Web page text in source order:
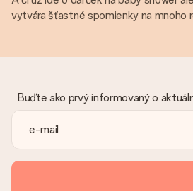
vytvára šťastné spomienky na mnoho
Buďte ako prvý informovaný o